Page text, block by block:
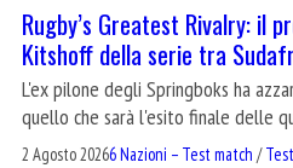
Rugby’s Greatest Rivalry: il
Kitshoff della serie tra
L'ex pilone degli Springboks ha
quello che sarà l'esito finale delle
2 Agosto 20266 Nazioni – Test match /